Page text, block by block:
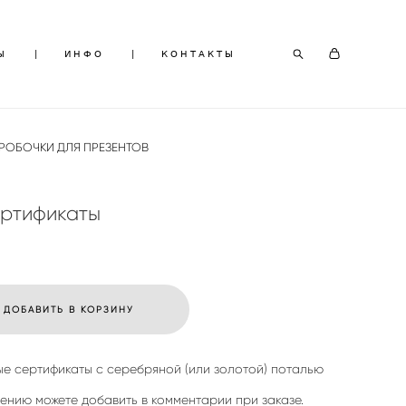
| ИНФО | КОНТАКТЫ
| ИНФО | КОНТАКТЫ
ДЛЯ ПРЕЗЕНТОВ
ДОБАВИТЬ В КОРЗИНУ
сертификаты с серебряной (или золотой) поталью
можете добавить в комментарии при заказе.